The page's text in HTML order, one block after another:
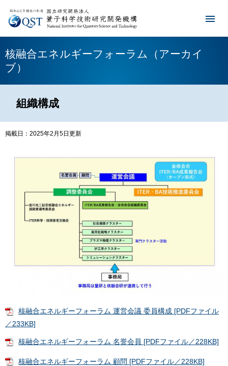
核融合エネルギーフォーラム（アーカイ
ブ）
組織構成
掲載日：2025年2月5日更新
核融合エネルギーフォーラム 運営会議 委員構成 [PDFファイル
／233KB]
核融合エネルギーフォーラム 名誉会員 [PDFファイル／228KB]
核融合エネルギーフォーラム 顧問 [PDFファイル／228KB]